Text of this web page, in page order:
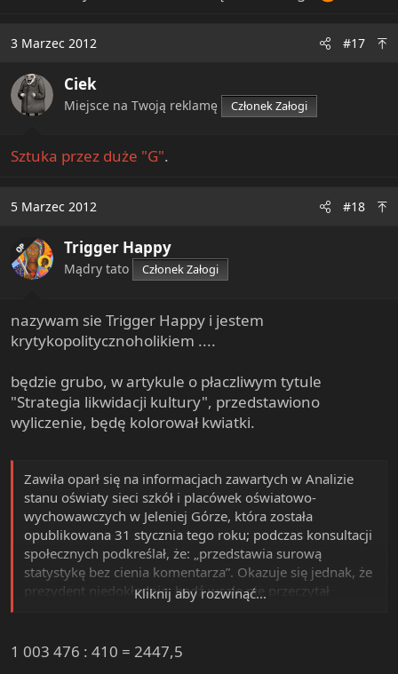
Ministerstwa Sportu.
Przez brak decyzji kierownictwa resortu
stracićjeden z najnowocześniejszych obiektów na
świecie - pisze "Rzeczpospolita".
Dopiero po godzinie przybyła na miejsce policja i
osłoną parasoli.
3 Marzec 2012 #17
Ciek
Miejsce na Twoją reklamę Członek Załogi
Sztuka przez duże "G".
5 Marzec 2012 #18
OP Trigger Happy
Mądry tato Członek Załogi
nazywam sie Trigger Happy i jestem
krytykopolitycznoholikiem ....
będzie grubo, w artykule o płaczliwym tytule
"Strategia likwidacji kultury", przedstawiono
wyliczenie, będę kolorował kwiatki.
Zawiła oparł się na informacjach zawartych w Analizie
stanu oświaty sieci szkół i placówek oświatowo-
wychowawczych w Jeleniej Górze, która została
opublikowana 31 stycznia tego roku; podczas konsultacji
społecznych podkreślał, że: „przedstawia surową
statystykę bez cienia komentarza”. Okazuje się jednak, że
prezydent niedokładnie, bądź wcale nie przeczytał
MDK.W roku szkolnym 2009/2010 były to 384 osoby,
Kliknij aby rozwinąć...
1 003 476 : 410 = 2447,5